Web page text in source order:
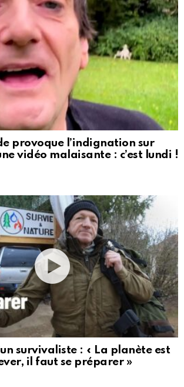
provoque l’indignation sur
vidéo malaisante : c’est lundi !
survivaliste : « La planète est
il faut se préparer »